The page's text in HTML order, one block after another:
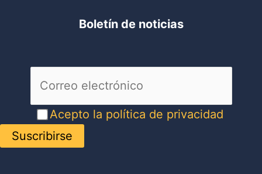
Boletín de noticias
Acepto la política de privacidad